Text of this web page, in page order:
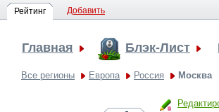
Рейтинг Добавить
Главная Блэк-Лист
Все регионы Европа Россия Москва